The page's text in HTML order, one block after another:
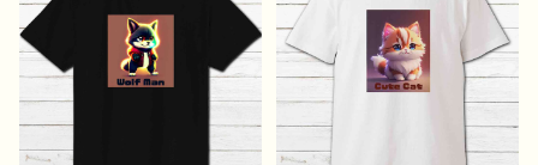
デザイン グッズ プリント
黒Tシャツ PBブランド
半袖 デザイン コラボ J
Tシャツ PBブランド 半
袖 デザイン コラボ H-
7